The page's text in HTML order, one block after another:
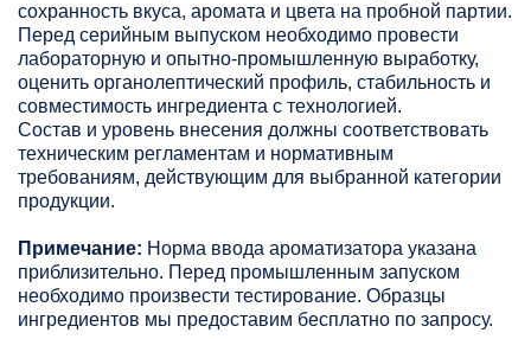
сохранность вкуса, аромата и цвета на пробной партии.
Перед серийным выпуском необходимо провести
лабораторную и опытно-промышленную выработку,
оценить органолептический профиль, стабильность и
совместимость ингредиента с технологией.
Состав и уровень внесения должны соответствовать
техническим регламентам и нормативным
требованиям, действующим для выбранной категории
продукции.
Примечание: Норма ввода ароматизатора указана
приблизительно. Перед промышленным запуском
необходимо произвести тестирование. Образцы
ингредиентов мы предоставим бесплатно по запросу.